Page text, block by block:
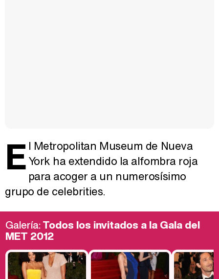
E l Metropolitan Museum de Nueva
York ha extendido la alfombra roja
para acoger a un numerosísimo
grupo de celebrities.
Galería:Todos los invitados a la Gala del
MET 2012